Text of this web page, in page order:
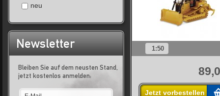
neu
Newsletter
Bleiben Sie auf dem neusten Stand,
jetzt kostenlos anmelden:
1:50
Jetzt vorbestellen